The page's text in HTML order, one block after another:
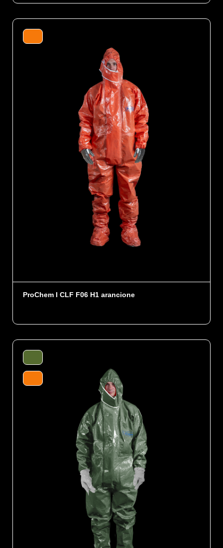
ProChem I CLF F06 H1 arancione